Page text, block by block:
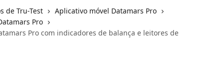
de Tru-Test
Aplicativo móvel Datamars Pro
Pro
Pro com indicadores de balança e leitores de